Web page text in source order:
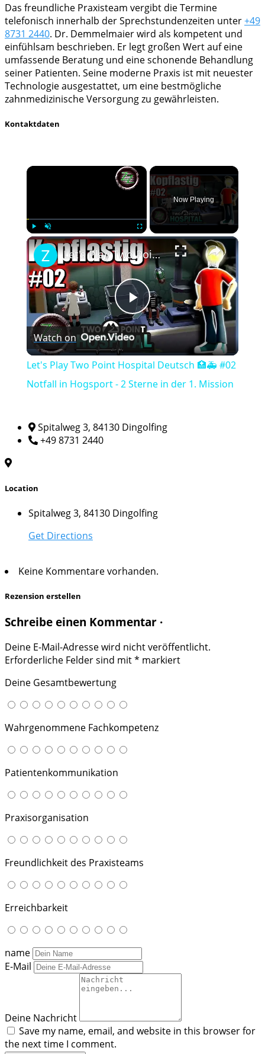
Das freundliche Praxisteam vergibt die Termine
telefonisch innerhalb der Sprechstundenzeiten unter+49
8731 2440. Dr. Demmelmaier wird als kompetent und
einfühlsam beschrieben. Er legt großen Wert auf eine
umfassende Beratung und eine schonende Behandlung
seiner Patienten. Seine moderne Praxis ist mit neuester
Technologie ausgestattet, um eine bestmögliche
zahnmedizinische Versorgung zu gewährleisten.
Kontaktdaten
×
Play Unmute Fullscreen
Now Playing
×
Play
Video
Let's Play Two Point Hospital Deutsch 🏥🚑 #02 Notfall in Hogsport - 2 Sterne in der 1. Mission
Watch on
Let's Play Two Point Hospital Deutsch 🏥🚑 #02
Notfall in Hogsport - 2 Sterne in der 1. Mission
Spitalweg 3, 84130 Dingolfing
+49 8731 2440
Location
Spitalweg 3, 84130 Dingolfing
Get Directions
Keine Kommentare vorhanden.
Rezension erstellen
Schreibe einen Kommentar ·
Deine E-Mail-Adresse wird nicht veröffentlicht.
Erforderliche Felder sind mit* markiert
Deine Gesamtbewertung
Wahrgenommene Fachkompetenz
Patientenkommunikation
Praxisorganisation
Freundlichkeit des Praxisteams
Erreichbarkeit
name
E-Mail
Deine Nachricht
Save my name, email, and website in this browser for
the next time I comment.